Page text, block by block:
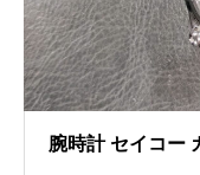
腕時計 セイコー